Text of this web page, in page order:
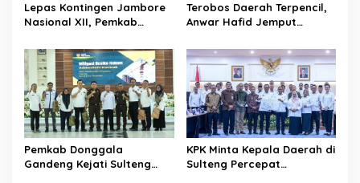
Lepas Kontingen Jambore
Nasional XII, Pemkab
Pramuka Jadi Duta
Karakter dan Kebanggaan
Daerah
Terobos Daerah Terpencil,
Anwar Hafid Jemput
“Tak Boleh Ada Wilayah
yang Tertinggal”
Pemkab Donggala
Gandeng Kejati Sulteng
KPK Minta Kepala Daerah di
Sulteng Percepat